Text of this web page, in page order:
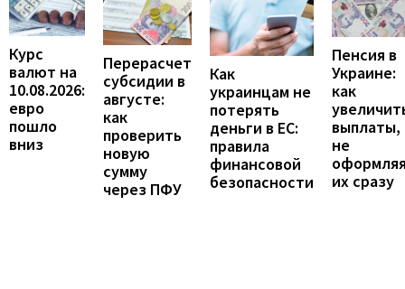
Курс
валют на
10.08.2026:
евро
пошло
вниз
Перерасчет
субсидии в
августе:
как
проверить
новую
сумму
через ПФУ
Как
украинцам не
потерять
деньги в ЕС:
правила
финансовой
безопасности
Пенсия в
Украине:
как
выплаты,
не
их сразу